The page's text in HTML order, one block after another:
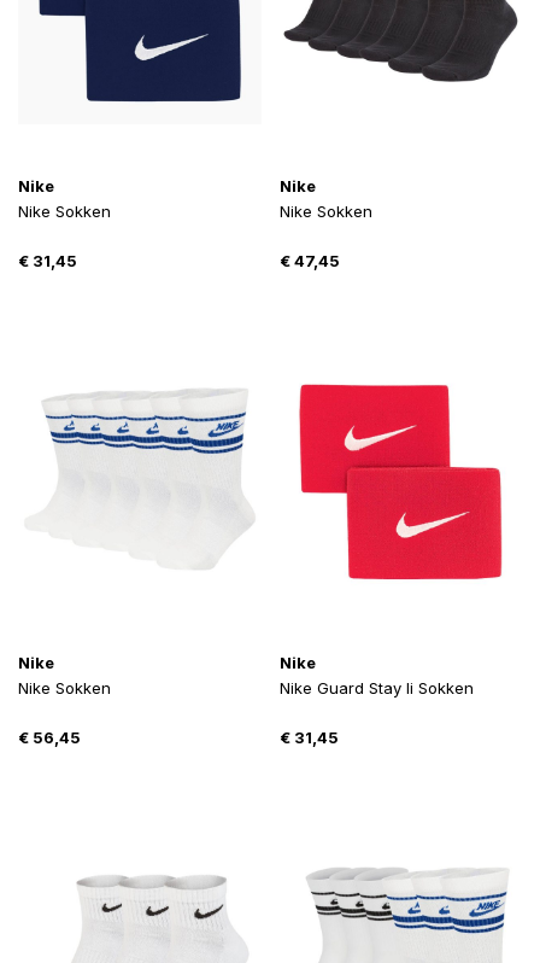
Nike
Nike Sokken
€ 31,45
Nike
Nike Sokken
€47,45
Nike
Nike Sokken
€ 56,45
Nike
Nike Guard Stay Ii Sokken
€31,45